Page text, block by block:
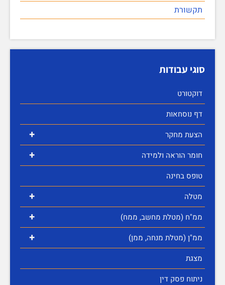
תקשורת
סוגי עבודות
דוקטורט
דף נוסחאות
+ הצעת מחקר
+
חומר הוראה ולמידה
טופס בחינה
+ מטלה
+ ממ"ח (מטלת מחשב, ממח)
+
ממ"ן (מטלת מנחה, ממן)
מצגת
ניתוח פסק דין